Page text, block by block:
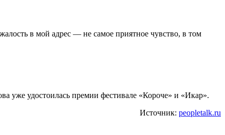
в мой адрес — не самое приятное чувство, в том
уже удостоилась премии фестивале «Короче» и «Икар».
Источник: peopletalk.ru